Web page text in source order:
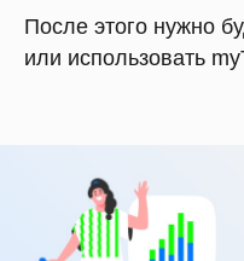
После этого нужно
или использовать